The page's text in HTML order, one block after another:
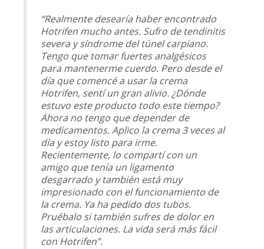
“Realmente desearía haber encontrado
Hotrifen mucho antes. Sufro de tendinitis
severa y síndrome del túnel carpiano.
Tengo que tomar fuertes analgésicos
para mantenerme cuerdo. Pero desde el
día que comencé a usar la crema
Hotrifen, sentí un gran alivio. ¿Dónde
estuvo este producto todo este tiempo?
Ahora no tengo que depender de
medicamentos. Aplico la crema 3 veces al
día y estoy listo para irme.
Recientemente, lo compartí con un
amigo que tenía un ligamento
desgarrado y también está muy
impresionado con el funcionamiento de
la crema. Ya ha pedido dos tubos.
Pruébalo si también sufres de dolor en
las articulaciones. La vida será más fácil
con Hotrifen”.